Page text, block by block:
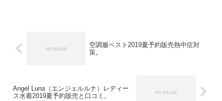
空調服ベスト2019夏予約販売熱中症対
策。
Angel Luna（エンジェルルナ）レディー
ス水着2019夏予約販売と口コミ。